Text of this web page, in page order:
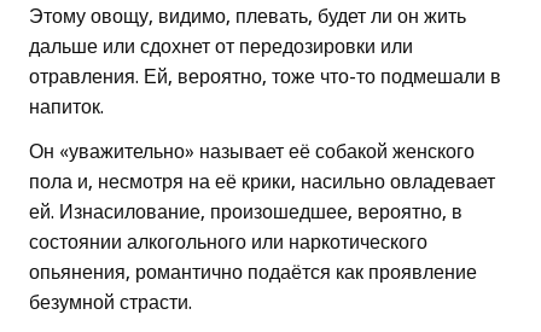
Этому овощу, видимо, плевать, будет ли он жить
дальше или сдохнет от передозировки или
отравления. Ей, вероятно, тоже что-то подмешали в
напиток.
Он «уважительно» называет её собакой женского
пола и, несмотря на её крики, насильно овладевает
ей. Изнасилование, произошедшее, вероятно, в
состоянии алкогольного или наркотического
опьянения, романтично подаётся как проявление
безумной страсти.